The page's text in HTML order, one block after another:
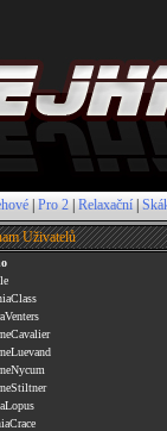
|Pro 2|Relaxační|
Uživatelů